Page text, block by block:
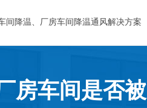
间降温、厂房车间降温通风解决方案
房车间是否